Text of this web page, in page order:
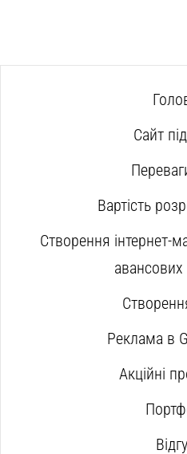
Сайт
Вартість
Створення інтернет-
авансових
Реклама в
Акційні